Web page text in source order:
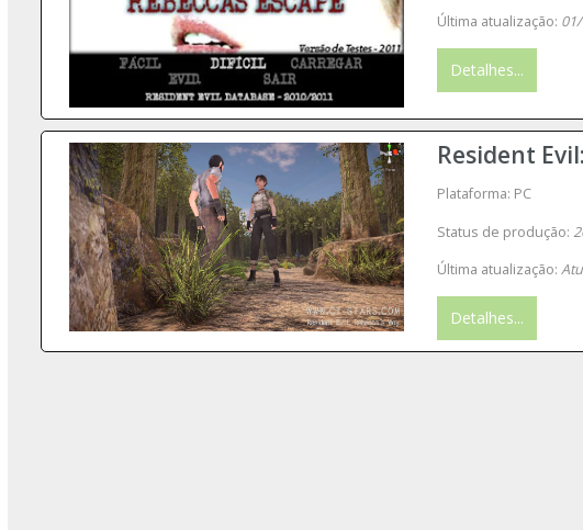
Última atualização:
Detalhes...
Resident
Plataforma: PC
Status de produção:
Última atualização:
Detalhes...